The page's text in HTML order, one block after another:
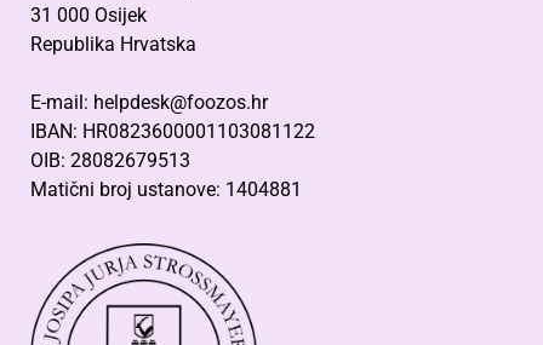
31 000 Osijek
Republika Hrvatska
E-mail: helpdesk@foozos.hr
IBAN: HR0823600001103081122
OIB: 28082679513
Matični broj ustanove: 1404881